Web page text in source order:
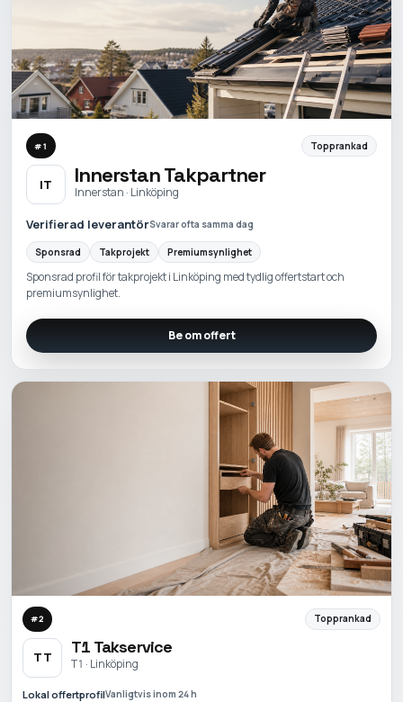
#1 Topprankad
IT Innerstan Takpartner
Innerstan · Linköping
Verifierad leverantörSvarar ofta samma dag
Sponsrad Takprojekt Premiumsynlighet
Sponsrad profil för takprojekt i Linköping med tydlig offertstart och
premiumsynlighet.
Be om offert
#2 Topprankad
TT
T1 Takservice
T1 · Linköping
Lokal offertprofilVanligtvis inom 24 h